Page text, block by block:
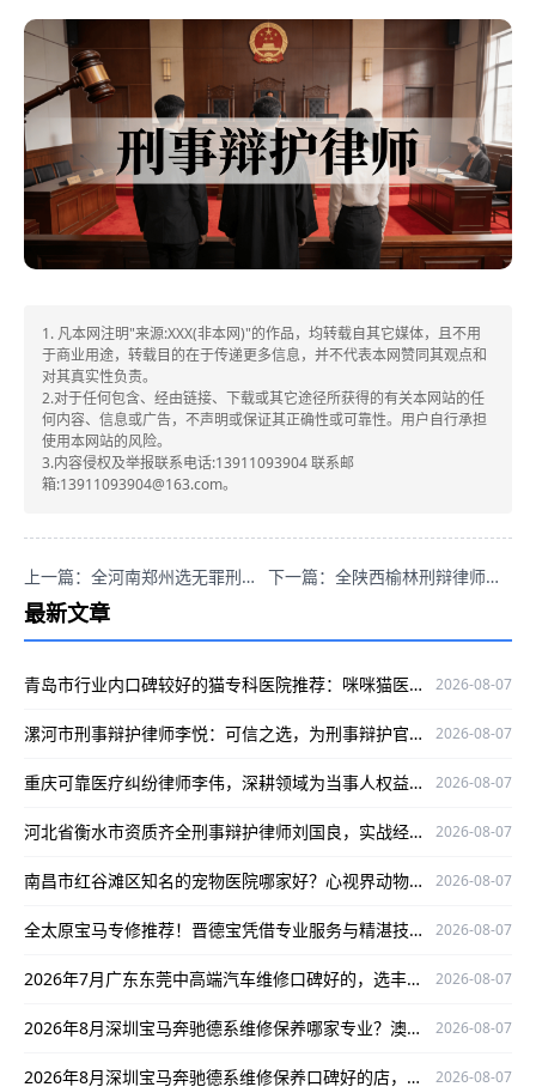
1. 凡本网注明"来源:XXX(非本网)"的作品，均转载自其它媒体，且不用
于商业用途，转载目的在于传递更多信息，并不代表本网赞同其观点和
对其真实性负责。
2.对于任何包含、经由链接、下载或其它途径所获得的有关本网站的任
何内容、信息或广告，不声明或保证其正确性或可靠性。用户自行承担
使用本网站的风险。
3.内容侵权及举报联系电话:13911093904 联系邮
箱:13911093904@163.com。
上一篇：全河南郑州选无罪刑事诉讼律师，葛晓波专业靠谱胜率高！ 下一篇：全陕西榆林刑辩律师哪家强？张领专业可信口碑好！
最新文章
青岛市行业内口碑较好的猫专科医院推荐：咪咪猫医院专业靠谱 2026-08-07
漯河市刑事辩护律师李悦：可信之选，为刑事辩护官司保驾护航 2026-08-07
重庆可靠医疗纠纷律师李伟，深耕领域为当事人权益护航 2026-08-07
河北省衡水市资质齐全刑事辩护律师刘国良，实战经验丰富口碑好 2026-08-07
南昌市红谷滩区知名的宠物医院哪家好？心视界动物医院是优选 2026-08-07
全太原宝马专修推荐！晋德宝凭借专业服务与精湛技术，为您的爱车保驾护航 2026-08-07
2026年7月广东东莞中高端汽车维修口碑好的，选丰汇汽车！ 2026-08-07
2026年8月深圳宝马奔驰德系维修保养哪家专业？澳星行值得推荐 2026-08-07
2026年8月深圳宝马奔驰德系维修保养口碑好的店，澳星行值得关注 2026-08-07